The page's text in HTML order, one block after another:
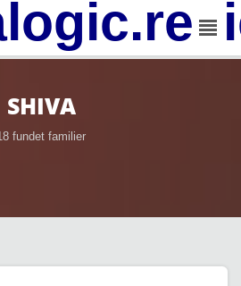
SHIVA
fundet familier